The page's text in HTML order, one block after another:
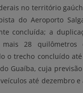
no território
do Aeroporto
concluída; a
28 quilômetros
o trecho concluído
Guaíba, cuja
até dezembro e